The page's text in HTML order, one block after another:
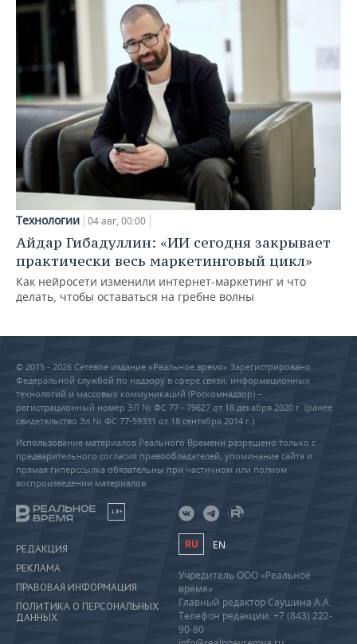
Технологии 04 авг, 00:00
Айдар Гибадуллин: «ИИ сегодня закрывает
практически весь маркетинговый цикл»
Как нейросети изменили интернет-маркетинг и что
делать, чтобы оставаться на гребне волны
© 2015 - 2026 Сетевое издание «Реальное время» Зарегистрировано
Федеральной службой по надзору в сфере связи, информационных
технологий и массовых коммуникаций (Роскомнадзор) –
регистрационный номер ЭЛ № ФС 77 - 79627 от 18 декабря 2020 г. (ранее
свидетельство Эл № ФС 77-59331 от 18 сентября 2014 г.)
Использование материалов Реального Времени разрешено только с
предварительного согласия правообладателей, упоминание сайта и
прямая гиперссылка обязательны при частичном или полном
воспроизведении материалов.
18+
РЕДАКЦИЯ
РЕКЛАМА
ПРАВОВАЯ ИНФОРМАЦИЯ
ПОЛИТИКА О ПЕРСОНАЛЬНЫХ
ДАННЫХ
RU EN
Учредитель ООО «Реальное
время»
Главный редактор Саушина А.А.
Телефон редакции: +7 (843) 222-
90-80